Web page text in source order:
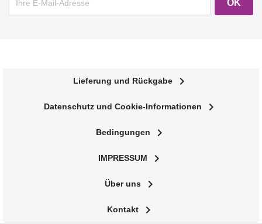
Lieferung und Rückgabe navigate_next
Datenschutz und Cookie-Informationen navigate_next
Bedingungen navigate_next
IMPRESSUM navigate_next
Über uns navigate_next
Kontakt navigate_next